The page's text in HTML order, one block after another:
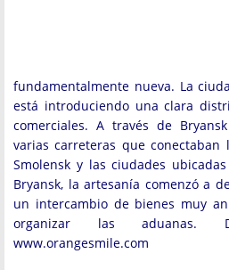
fundamentalmente nueva. La
está introduciendo una clara
comerciales. A través de
varias carreteras que conectaban
Smolensk y las ciudades
Bryansk, la artesanía comenzó a
un intercambio de bienes muy
organizar las aduanas.
www.orangesmile.com